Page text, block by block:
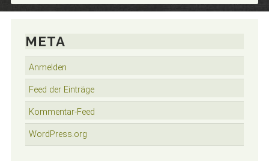
META
Anmelden
Feed der Einträge
Kommentar-Feed
WordPress.org